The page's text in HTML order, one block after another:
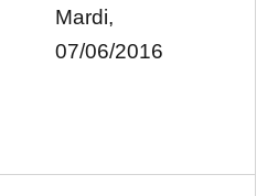
Mardi,
07/06/2016